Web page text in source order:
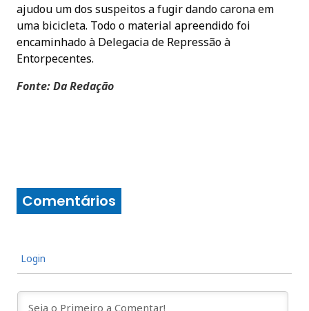
ajudou um dos suspeitos a fugir dando carona em
uma bicicleta. Todo o material apreendido foi
encaminhado à Delegacia de Repressão à
Entorpecentes.
Fonte: Da Redação
Comentários
Login